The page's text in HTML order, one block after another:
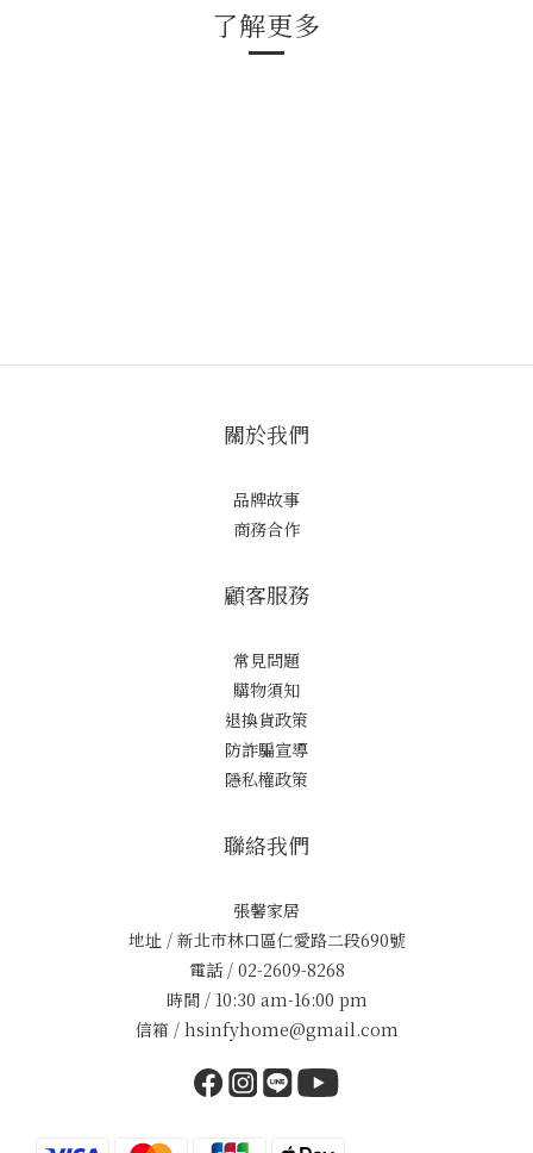
了解更多
關於我們
品牌故事
商務合作
顧客服務
常見問題
購物須知
退換貨政策
防詐騙宣導
隱私權政策
聯絡我們
張馨家居
地址 / 新北市林口區仁愛路二段690號
電話 / 02-2609-8268
時間 / 10:30 am-16:00 pm
信箱 / hsinfyhome@gmail.com